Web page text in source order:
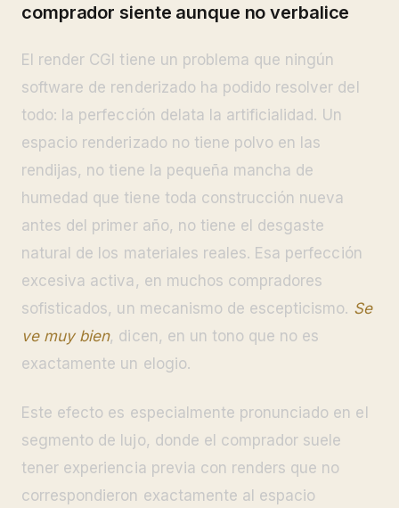
comprador siente aunque no verbalice
El render CGI tiene un problema que ningún
software de renderizado ha podido resolver del
todo: la perfección delata la artificialidad. Un
espacio renderizado no tiene polvo en las
rendijas, no tiene la pequeña mancha de
humedad que tiene toda construcción nueva
antes del primer año, no tiene el desgaste
natural de los materiales reales. Esa perfección
excesiva activa, en muchos compradores
sofisticados, un mecanismo de escepticismo. Se
ve muy bien, dicen, en un tono que no es
exactamente un elogio.
Este efecto es especialmente pronunciado en el
segmento de lujo, donde el comprador suele
tener experiencia previa con renders que no
correspondieron exactamente al espacio